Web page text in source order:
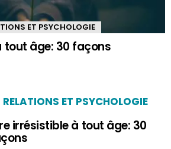
ET PSYCHOLOGIE
tout âge: 30 façons
RELATIONS ET PSYCHOLOGIE
irrésistible à tout âge: 30